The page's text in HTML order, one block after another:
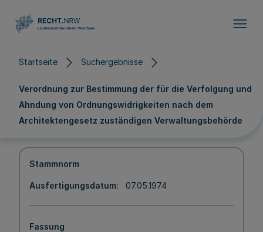
Startseite Suchergebnisse
Verordnung zur Bestimmung der für die Verfolgung und
Ahndung von Ordnungswidrigkeiten nach dem
Architektengesetz zuständigen Verwaltungsbehörde
Stammnorm
Ausfertigungsdatum 07.05.1974
Fassung